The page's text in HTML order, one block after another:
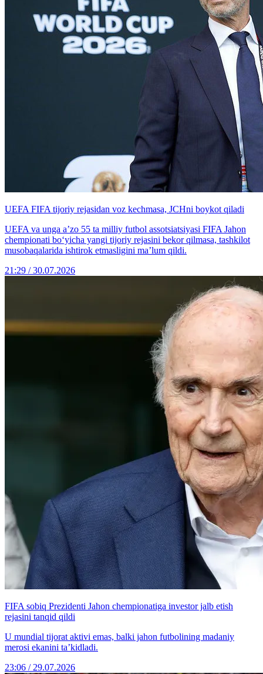
UEFA FIFA tijoriy rejasidan voz kechmasa, JCHni boykot qiladi
UEFA va unga a’zo 55 ta milliy futbol assotsiatsiyasi FIFA Jahon
chempionati bo‘yicha yangi tijoriy rejasini bekor qilmasa, tashkilot
musobaqalarida ishtirok etmasligini ma’lum qildi.
21:29 / 30.07.2026
FIFA sobiq Prezidenti Jahon chempionatiga investor jalb etish
rejasini tanqid qildi
U mundial tijorat aktivi emas, balki jahon futbolining madaniy
merosi ekanini ta’kidladi.
23:06 / 29.07.2026